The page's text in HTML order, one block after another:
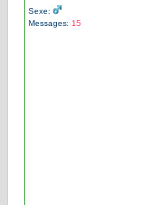
Sexe:
Messages: 15